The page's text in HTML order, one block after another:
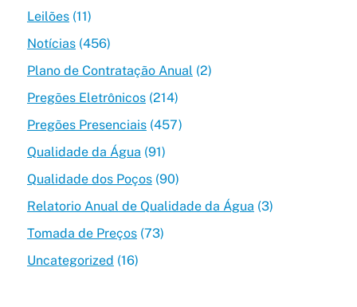
Leilões(11)
Notícias(456)
Plano de Contratação Anual (2)
Pregões Eletrônicos(214)
Pregões Presenciais(457)
Qualidade da Água (91)
Qualidade dos Poços(90)
Relatorio Anual de Qualidade da Água (3)
Tomada de Preços(73)
Uncategorized (16)